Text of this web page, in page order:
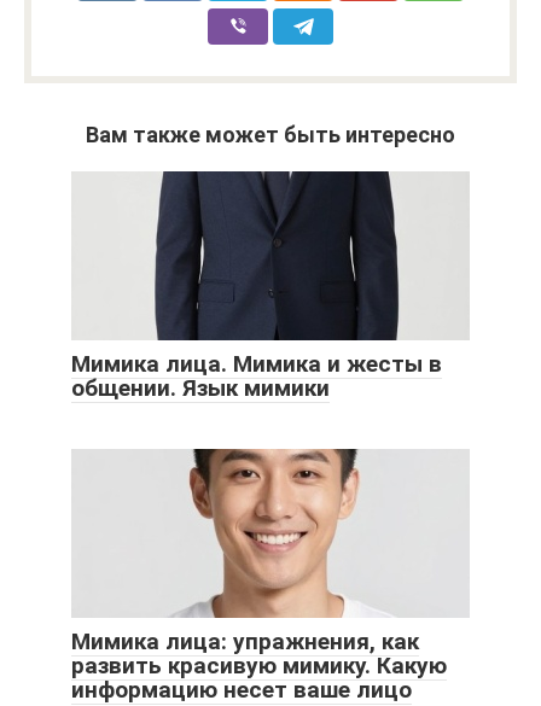
Вам также может быть интересно
Мимика лица. Мимика и жесты в
общении. Язык мимики
Мимика лица: упражнения, как
развить красивую мимику. Какую
информацию несет ваше лицо